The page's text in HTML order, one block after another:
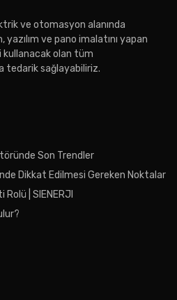
ve otomasyon alanında
ve pano imalatını yapan
kullanacak olan tüm
tedarik sağlayabiliriz.
Son Trendler
Dikkat Edilmesi Gereken Noktalar
| SIENERJI